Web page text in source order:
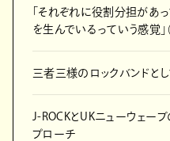
「それぞれに役割分担があ
を生んでいるっていう感覚」（
三者三様のロックバンドと
J-ROCKとUKニューウェー
プローチ